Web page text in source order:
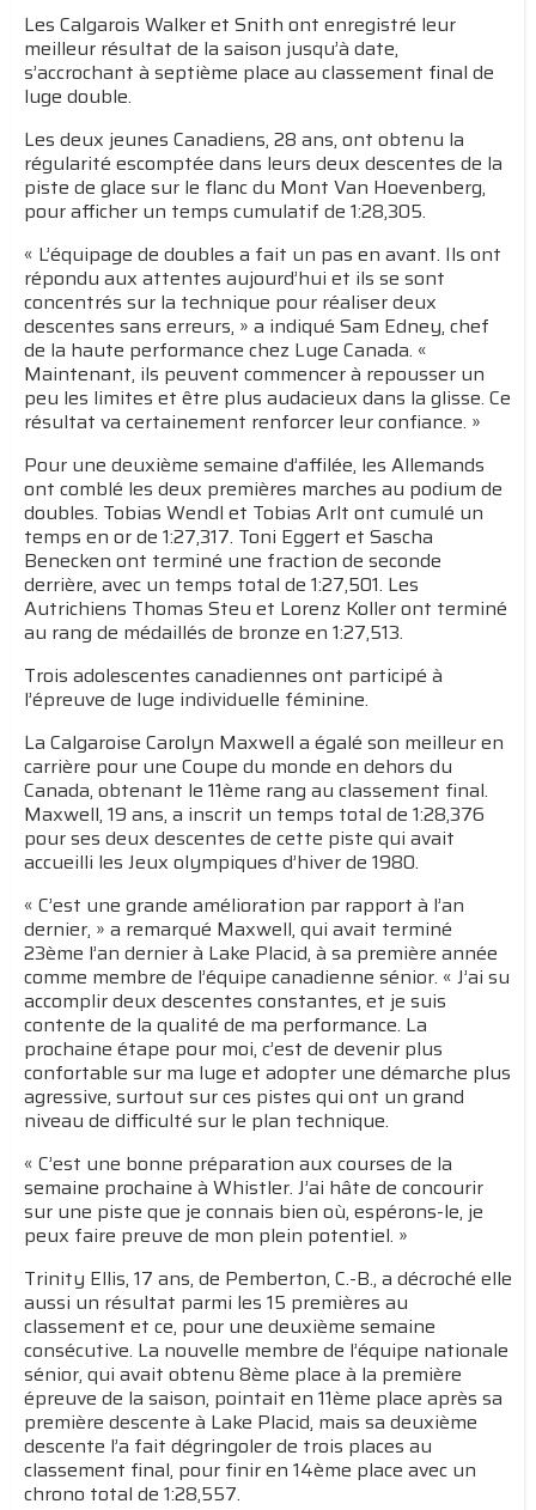
Les Calgarois Walker et Snith ont enregistré leur
meilleur résultat de la saison jusqu’à date,
s’accrochant à septième place au classement final de
luge double.
Les deux jeunes Canadiens, 28 ans, ont obtenu la
régularité escomptée dans leurs deux descentes de la
piste de glace sur le flanc du Mont Van Hoevenberg,
pour afficher un temps cumulatif de 1:28,305.
« L’équipage de doubles a fait un pas en avant. Ils ont
répondu aux attentes aujourd’hui et ils se sont
concentrés sur la technique pour réaliser deux
descentes sans erreurs, » a indiqué Sam Edney, chef
de la haute performance chez Luge Canada. «
Maintenant, ils peuvent commencer à repousser un
peu les limites et être plus audacieux dans la glisse. Ce
résultat va certainement renforcer leur confiance. »
Pour une deuxième semaine d’affilée, les Allemands
ont comblé les deux premières marches au podium de
doubles. Tobias Wendl et Tobias Arlt ont cumulé un
temps en or de 1:27,317. Toni Eggert et Sascha
Benecken ont terminé une fraction de seconde
derrière, avec un temps total de 1:27,501. Les
Autrichiens Thomas Steu et Lorenz Koller ont terminé
au rang de médaillés de bronze en 1:27,513.
Trois adolescentes canadiennes ont participé à
l’épreuve de luge individuelle féminine.
La Calgaroise Carolyn Maxwell a égalé son meilleur en
carrière pour une Coupe du monde en dehors du
Canada, obtenant le 11ème rang au classement final.
Maxwell, 19 ans, a inscrit un temps total de 1:28,376
pour ses deux descentes de cette piste qui avait
accueilli les Jeux olympiques d’hiver de 1980.
« C’est une grande amélioration par rapport à l’an
dernier, » a remarqué Maxwell, qui avait terminé
23ème l’an dernier à Lake Placid, à sa première année
comme membre de l’équipe canadienne sénior. « J’ai su
accomplir deux descentes constantes, et je suis
contente de la qualité de ma performance. La
prochaine étape pour moi, c’est de devenir plus
confortable sur ma luge et adopter une démarche plus
agressive, surtout sur ces pistes qui ont un grand
niveau de difficulté sur le plan technique.
« C’est une bonne préparation aux courses de la
semaine prochaine à Whistler. J’ai hâte de concourir
sur une piste que je connais bien où, espérons-le, je
peux faire preuve de mon plein potentiel. »
Trinity Ellis, 17 ans, de Pemberton, C.-B., a décroché elle
aussi un résultat parmi les 15 premières au
classement et ce, pour une deuxième semaine
consécutive. La nouvelle membre de l’équipe nationale
sénior, qui avait obtenu 8ème place à la première
épreuve de la saison, pointait en 11ème place après sa
première descente à Lake Placid, mais sa deuxième
descente l’a fait dégringoler de trois places au
classement final, pour finir en 14ème place avec un
chrono total de 1:28,557.